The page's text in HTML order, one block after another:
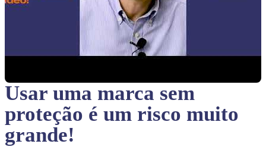
Usar uma marca sem
proteção é um risco muito
grande!